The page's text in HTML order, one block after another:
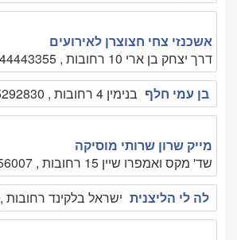
אשכנזי צחי חצוצרן לאירועים
דרך יצחק בן ארי 10 רחובות , 0544443355
בן עמי חלף בנימין 4 רחובות , 0505292830
מייק שרון שרותי מוסיקה
שד' מקס ואמפרו שיין 15 רחובות , 089356007
לה לי הליצנית ישראל בלקינד רחובות , 0502704500